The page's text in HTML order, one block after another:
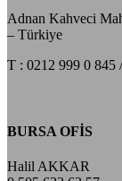
Adnan Kahveci
– Türkiye
T : 0212 999 0 845
BURSA OFİS
Halil AKKAR